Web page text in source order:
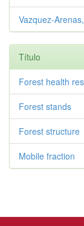
Vazquez-
Título
Forest health
Forest stands
Forest structure
Mobile fraction